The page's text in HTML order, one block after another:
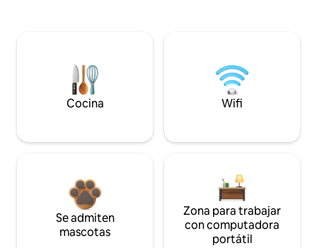
Cocina Wifi
Se admiten
mascotas
Zona para trabajar
con computadora
portátil